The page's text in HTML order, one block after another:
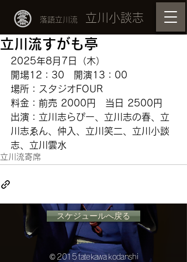
落語立川流 立川小談志
立川流すがも亭
2025年8月7日（木）
開場12：30　開演13：00
場所：スタジオFOUR
料金：前売 2000円　当日 2500円
出演：立川志らぴー、立川志の春、立
川志ゑん、仲入、立川笑二、立川小談
志、立川雲水
立川流寄席
スケジュールへ戻る
© 2015 tatekawa kodanshi